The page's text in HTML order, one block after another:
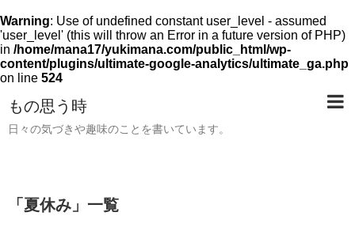
Warning: Use of undefined constant user_level - assumed
'user_level' (this will throw an Error in a future version of PHP)
in /home/mana17/yukimana.com/public_html/wp-
content/plugins/ultimate-google-analytics/ultimate_ga.php
on line 524
もの思う時
日々の気づきや趣味のことを書いています。
「 夏休み 」 一覧